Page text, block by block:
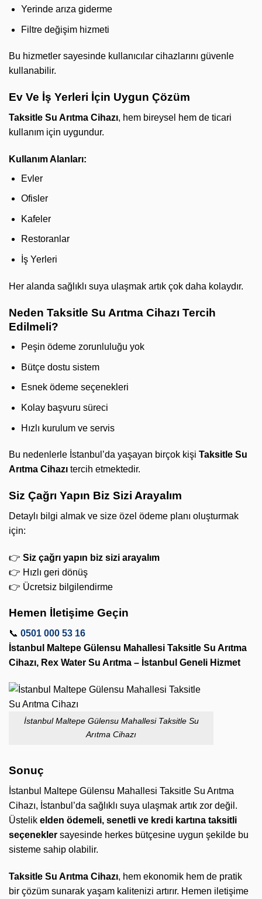
Yerinde arıza giderme
Filtre değişim hizmeti
Bu hizmetler sayesinde kullanıcılar cihazlarını güvenle
kullanabilir.
Ev Ve İş Yerleri İçin Uygun Çözüm
Taksitle Su Arıtma Cihazı, hem bireysel hem de ticari
kullanım için uygundur.
Kullanım Alanları:
Evler
Ofisler
Kafeler
Restoranlar
İş Yerleri
Her alanda sağlıklı suya ulaşmak artık çok daha kolaydır.
Neden Taksitle Su Arıtma Cihazı Tercih
Edilmeli?
Peşin ödeme zorunluluğu yok
Bütçe dostu sistem
Esnek ödeme seçenekleri
Kolay başvuru süreci
Hızlı kurulum ve servis
Bu nedenlerle İstanbul’da yaşayan birçok kişi Taksitle Su
Arıtma Cihazı tercih etmektedir.
Siz Çağrı Yapın Biz Sizi Arayalım
Detaylı bilgi almak ve size özel ödeme planı oluşturmak
için:
👉 Siz çağrı yapın biz sizi arayalım
👉 Hızlı geri dönüş
👉 Ücretsiz bilgilendirme
Hemen İletişime Geçin
📞 0501 000 53 16
İstanbul Maltepe Gülensu Mahallesi Taksitle Su Arıtma
Cihazı, Rex Water Su Arıtma – İstanbul Geneli Hizmet
İstanbul Maltepe Gülensu Mahallesi Taksitle Su
Arıtma Cihazı
Sonuç
İstanbul Maltepe Gülensu Mahallesi Taksitle Su Arıtma
Cihazı, İstanbul’da sağlıklı suya ulaşmak artık zor değil.
Üstelik elden ödemeli, senetli ve kredi kartına taksitli
seçenekler sayesinde herkes bütçesine uygun şekilde bu
sisteme sahip olabilir.
Taksitle Su Arıtma Cihazı, hem ekonomik hem de pratik
bir çözüm sunarak yaşam kalitenizi artırır. Hemen iletişime